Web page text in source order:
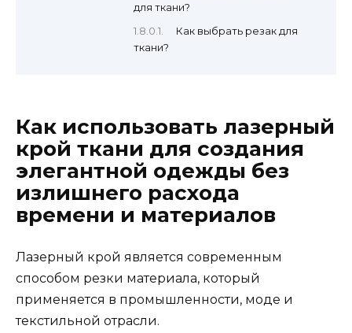
для ткани?
Как выбрать резак для
ткани?
Как использовать лазерный
крой ткани для создания
элегантной одежды без
излишнего расхода
времени и материалов
Лазерный крой является современным
способом резки материала, который
применяется в промышленности, моде и
текстильной отрасли.